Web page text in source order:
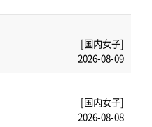
[国内女子]
2026-08-09
[国内女子]
2026-08-08